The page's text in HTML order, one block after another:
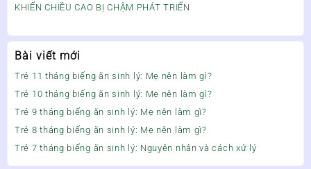
KHIẾN CHIỀU CAO BỊ CHẬM PHÁT TRIỂN
Bài viết mới
Trẻ 11 tháng biếng ăn sinh lý: Mẹ nên làm gì?
Trẻ 10 tháng biếng ăn sinh lý: Mẹ nên làm gì?
Trẻ 9 tháng biếng ăn sinh lý: Mẹ nên làm gì?
Trẻ 8 tháng biếng ăn sinh lý: Mẹ nên làm gì?
Trẻ 7 tháng biếng ăn sinh lý: Nguyên nhân và cách xử lý